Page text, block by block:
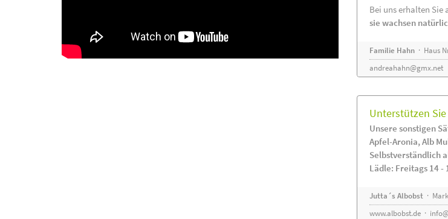
Bei uns erhalten Sie
sie wachsen
Familie Hahn· Haus
andreahahn@gmx.net
Unterstützen
Unsere sonstigen
Apfel-Aronia, Alb
Selbstverständlich
Lädle: Freitags 14 -
Jutta´s Albobst·
www.albobst.de·